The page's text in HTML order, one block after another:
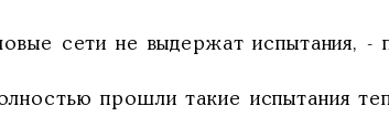
сети не выдержат испытания, -
прошли такие испытания